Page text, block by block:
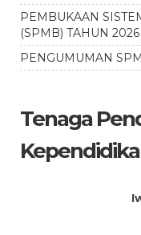
PEMBUKAAN
(SPMB) TAHUN 2026
PENGUMUMAN
Tenaga